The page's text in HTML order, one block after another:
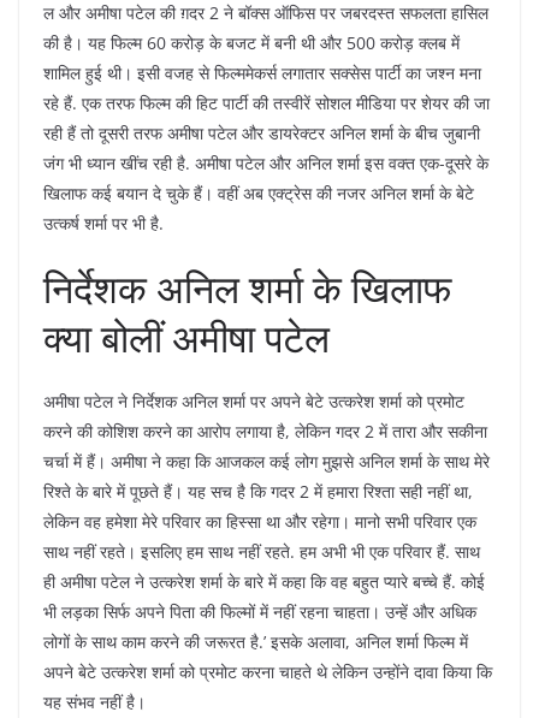
ल और अमीषा पटेल की ग़दर 2 ने बॉक्स ऑफिस पर जबरदस्त सफलता हासिल
की है। यह फिल्म 60 करोड़ के बजट में बनी थी और 500 करोड़ क्लब में
शामिल हुई थी। इसी वजह से फिल्ममेकर्स लगातार सक्सेस पार्टी का जश्न मना
रहे हैं. एक तरफ फिल्म की हिट पार्टी की तस्वीरें सोशल मीडिया पर शेयर की जा
रही हैं तो दूसरी तरफ अमीषा पटेल और डायरेक्टर अनिल शर्मा के बीच जुबानी
जंग भी ध्यान खींच रही है. अमीषा पटेल और अनिल शर्मा इस वक्त एक-दूसरे के
खिलाफ कई बयान दे चुके हैं। वहीं अब एक्ट्रेस की नजर अनिल शर्मा के बेटे
उत्कर्ष शर्मा पर भी है.
निर्देशक अनिल शर्मा के खिलाफ
क्या बोलीं अमीषा पटेल
अमीषा पटेल ने निर्देशक अनिल शर्मा पर अपने बेटे उत्करेश शर्मा को प्रमोट
करने की कोशिश करने का आरोप लगाया है, लेकिन गदर 2 में तारा और सकीना
चर्चा में हैं। अमीषा ने कहा कि आजकल कई लोग मुझसे अनिल शर्मा के साथ मेरे
रिश्ते के बारे में पूछते हैं। यह सच है कि गदर 2 में हमारा रिश्ता सही नहीं था,
लेकिन वह हमेशा मेरे परिवार का हिस्सा था और रहेगा। मानो सभी परिवार एक
साथ नहीं रहते। इसलिए हम साथ नहीं रहते. हम अभी भी एक परिवार हैं. साथ
ही अमीषा पटेल ने उत्करेश शर्मा के बारे में कहा कि वह बहुत प्यारे बच्चे हैं. कोई
भी लड़का सिर्फ अपने पिता की फिल्मों में नहीं रहना चाहता। उन्हें और अधिक
लोगों के साथ काम करने की जरूरत है.’ इसके अलावा, अनिल शर्मा फिल्म में
अपने बेटे उत्करेश शर्मा को प्रमोट करना चाहते थे लेकिन उन्होंने दावा किया कि
यह संभव नहीं है।